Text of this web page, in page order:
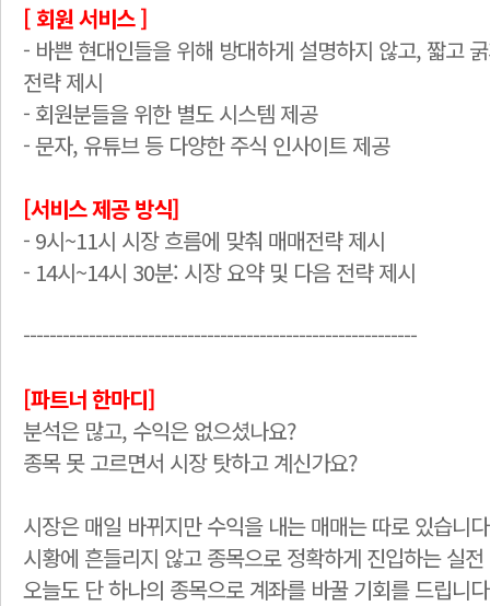
[ 회원 서비스 ]
- 바쁜 현대인들을 위해 방대하게 설명하지 않고, 짧고
전략 제시
- 회원분들을 위한 별도 시스템 제공
- 문자, 유튜브 등 다양한 주식 인사이트 제공
[서비스 제공 방식]
- 9시~11시 시장 흐름에 맞춰 매매전략 제시
- 14시~14시 30분: 시장 요약 및 다음 전략 제시
------------------------------------------------------------
[파트너 한마디]
분석은 많고, 수익은 없으셨나요?
종목 못 고르면서 시장 탓하고 계신가요?
시장은 매일 바뀌지만 수익을 내는 매매는 따로 있습니
시황에 흔들리지 않고 종목으로 정확하게 진입하는 실
오늘도 단 하나의 종목으로 계좌를 바꿀 기회를 드립니